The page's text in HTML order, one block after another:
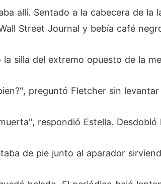
allí. Sentado a la cabecera de
Street Journal y bebía café
la silla del extremo opuesto de la
preguntó Fletcher sin
respondió Estella.
de pie junto al aparador